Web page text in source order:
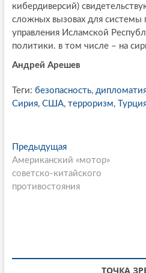
кибердиверсий)
сложных вызовах для системы
управления Исламской
политики. в том числе – на
Андрей Арешев
Теги: безопасность,
Сирия, США, терроризм,
P
o
s
v
ПредыдущаяП
р
е
д
Американский «мотор»
советско-китайского
противостояния
ТОЧКА